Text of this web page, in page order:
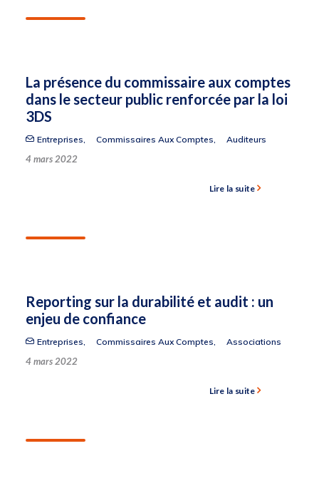
La présence du commissaire aux comptes
dans le secteur public renforcée par la loi
3DS
Entreprises, Commissaires Aux Comptes, Auditeurs
4 mars 2022
Lire la suite
Reporting sur la durabilité et audit : un
enjeu de confiance
Entreprises, Commissaires Aux Comptes, Associations
4 mars 2022
Lire la suite